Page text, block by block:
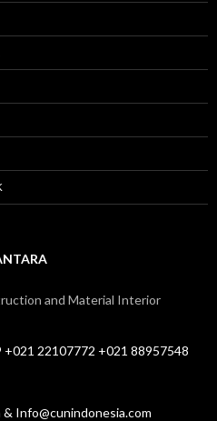
and Material Interior
22107772 +021 88957548
Info@cunindonesia.com